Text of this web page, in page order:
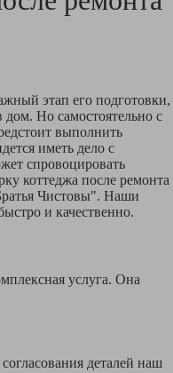
этап его подготовки,
дом. Но самостоятельно с
выполнить
иметь дело с
спровоцировать
коттеджа после ремонта
Чистовы". Наши
и качественно.
услуга. Она
деталей наш